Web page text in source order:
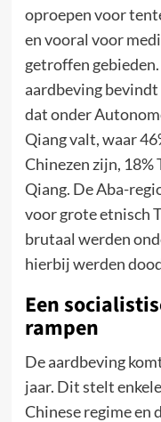
oproepen voor
en vooral voor
getroffen
aardbeving
dat onder
Qiang valt, waar
Chinezen zijn, 18%
Qiang. De Aba-
voor grote etnisch
brutaal werden
hierbij werden
Een
rampen
De aardbeving
jaar. Dit stelt
Chinese regime en